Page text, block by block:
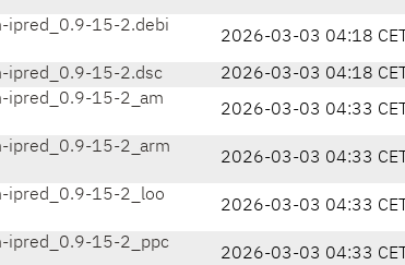
ipred_0.9-15-2.debi
2026-03-03 04:18 CET
ipred_0.9-15-2.dsc 2026-03-03 04:18 CET
ipred_0.9-15-2_am
2026-03-03 04:33 CET
ipred_0.9-15-2_arm
2026-03-03 04:33 CET
ipred_0.9-15-2_loo
2026-03-03 04:33 CET
ipred_0.9-15-2_ppc
2026-03-03 04:33 CET